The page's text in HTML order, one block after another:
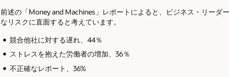
前述の「Money and Machines」レポートによると、ビジネス・リーダ
なリスクに直面すると考えています。
競合他社に対する遅れ、44％
ストレスを抱えた労働者の増加、36％
不正確なレポート、36%